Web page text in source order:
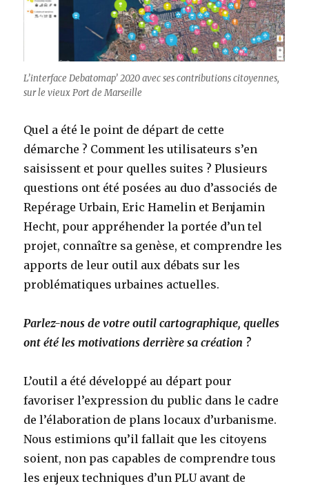
L’interface Debatomap’ 2020 avec ses contributions citoyennes,
sur le vieux Port de Marseille
Quel a été le point de départ de cette
démarche ? Comment les utilisateurs s’en
saisissent et pour quelles suites ? Plusieurs
questions ont été posées au duo d’associés de
Repérage Urbain, Eric Hamelin et Benjamin
Hecht, pour appréhender la portée d’un tel
projet, connaître sa genèse, et comprendre les
apports de leur outil aux débats sur les
problématiques urbaines actuelles.
Parlez-nous de votre outil cartographique, quelles
ont été les motivations derrière sa création ?
L’outil a été développé au départ pour
favoriser l’expression du public dans le cadre
de l’élaboration de plans locaux d’urbanisme.
Nous estimions qu’il fallait que les citoyens
soient, non pas capables de comprendre tous
les enjeux techniques d’un PLU avant de